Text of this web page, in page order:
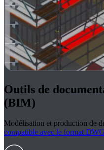
Outils de
(BIM)
Modélisation et production de
compatible avec le format DWG